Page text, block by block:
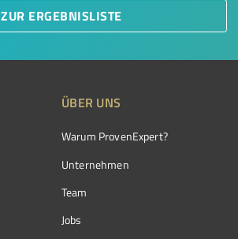
ZUR ERGEBNISLISTE
ÜBER UNS
Warum ProvenExpert?
Unternehmen
Team
Jobs